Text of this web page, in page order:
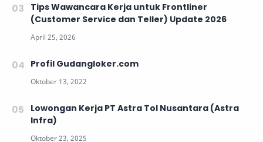
Tips Wawancara Kerja untuk Frontliner
(Customer Service dan Teller) Update 2026
Profil Gudangloker.com
Lowongan Kerja PT Astra Tol Nusantara (Astra
Infra)